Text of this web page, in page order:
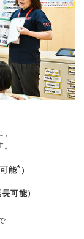
能* ）
可能）